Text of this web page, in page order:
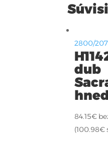
2800/
dub
84.15€
(100.98€